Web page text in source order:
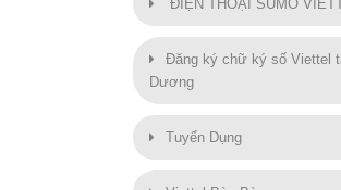
ĐIỆN THOẠI SUMO
Đăng ký chữ ký số Viettel
Dương
Tuyển Dụng